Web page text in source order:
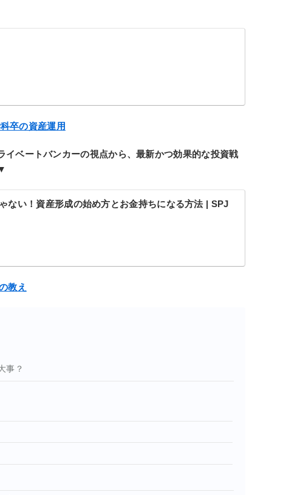
卒の資産運用
ベートバンカーの視点から、最新かつ効果的な投資戦
ない！資産形成の始め方とお金持ちになる方法 | SPJ
教え
事？